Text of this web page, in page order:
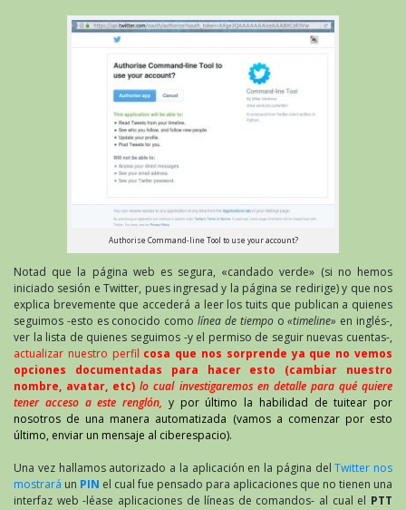
Authorise Command-line Tool to use your account?
Notad que la página web es segura, «candado verde» (si no hemos
iniciado sesión e Twitter, pues ingresad y la página se redirige) y que nos
explica brevemente que accederá a leer los tuits que publican a quienes
seguimos -esto es conocido comolínea de tiempoo«timeline» en inglés-,
ver la lista de quienes seguimos -y el permiso de seguir nuevas cuentas-,
actualizar nuestro perfil cosa que nos sorprende ya que no vemos
opciones documentadas para hacer esto (cambiar nuestro
nombre, avatar, etc)lo cual investigaremos en detalle para qué quiere
tener acceso a este renglón, y por último la habilidad de tuitear por
nosotros de una manera automatizada (vamos a comenzar por esto
último, enviar un mensaje al ciberespacio).
Una vez hallamos autorizado a la aplicación en la página delTwitter nos
mostrará un PIN el cual fue pensado para aplicaciones que no tienen una
interfaz web -léase aplicaciones de líneas de comandos- al cual el PTT